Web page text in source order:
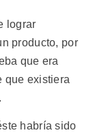
lograr
producto, por
que era
que existiera
habría sido